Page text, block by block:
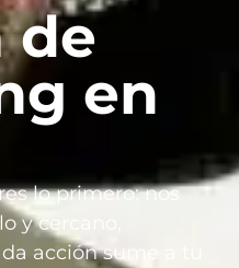
de
en
lo primero: nos
y cercano,
acción sume a tu